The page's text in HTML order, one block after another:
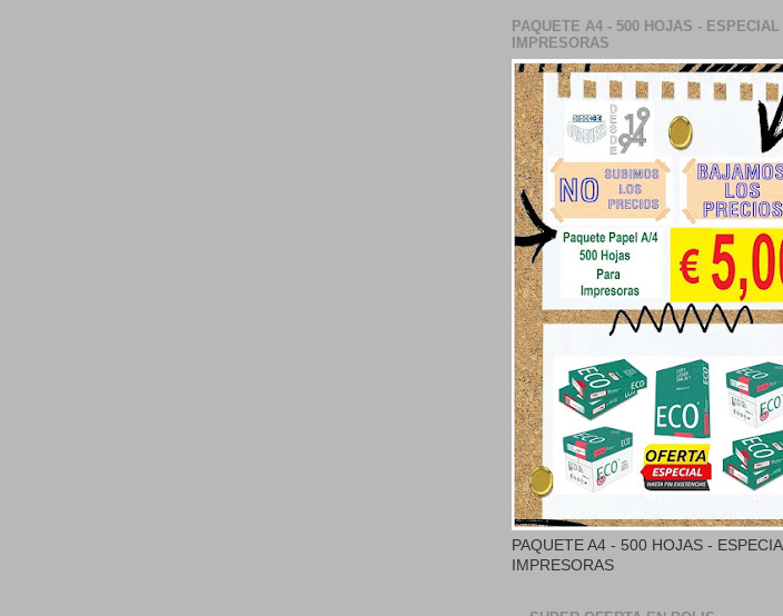
PAQUETE A4 - 500 HOJAS - ESPECIAL
IMPRESORAS
PAQUETE A4 - 500 HOJAS -
IMPRESORAS